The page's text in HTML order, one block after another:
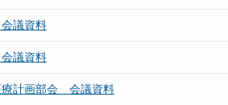
議資料
議資料
療計画部会 会議資料